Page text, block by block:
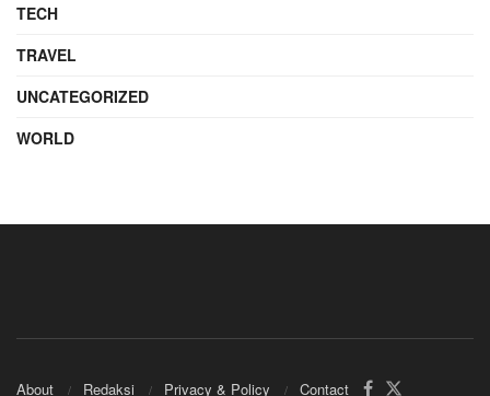
TECH
TRAVEL
UNCATEGORIZED
WORLD
About Redaksi Privacy & Policy Contact